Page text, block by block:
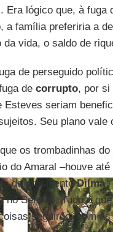
Era lógico que, à fuga
a família preferiria a
da vida, o saldo de
de perseguido
de corrupto, por si
Esteves seriam
Seu plano vale
os trombadinhas do
do Amaral –houve
da presidenteDilma
no Senado. Tudo o
seguirão, com